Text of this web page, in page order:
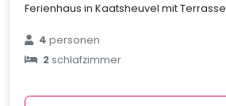
Ferienhaus in Kaatsheuvel mit Terrasse
4personen
2schlafzimmer